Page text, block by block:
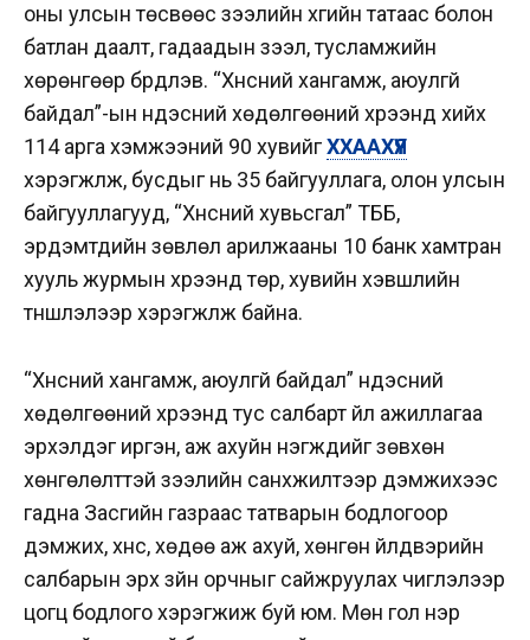
оны улсын төсвөөс зээлийн хүүгийн татаас болон
батлан даалт, гадаадын зээл, тусламжийн
хөрөнгөөр бүрдүүлэв. “Хүнсний хангамж, аюулгүй
байдал”-ын үндэсний хөдөлгөөний хүрээнд хийх
114 арга хэмжээний 90 хувийгХХААХҮЯ
хэрэгжүүлж, бусдыг нь 35 байгууллага, олон улсын
байгууллагууд, “Хүнсний хувьсгал” ТББ,
эрдэмтдийн зөвлөл арилжааны 10 банк хамтран
хууль журмын хүрээнд төр, хувийн хэвшлийн
түншлэлээр хэрэгжүүлж байна.
“Хүнсний хангамж, аюулгүй байдал” үндэсний
хөдөлгөөний хүрээнд тус салбарт үйл ажиллагаа
эрхэлдэг иргэн, аж ахуйн нэгжүүдийг зөвхөн
хөнгөлөлттэй зээлийн санхүүжилтээр дэмжихээс
гадна Засгийн газраас татварын бодлогоор
дэмжих, хүнс, хөдөө аж ахуй, хөнгөн үйлдвэрийн
салбарын эрх зүйн орчныг сайжруулах чиглэлээр
цогц бодлого хэрэгжиж буй юм. Мөн гол нэр